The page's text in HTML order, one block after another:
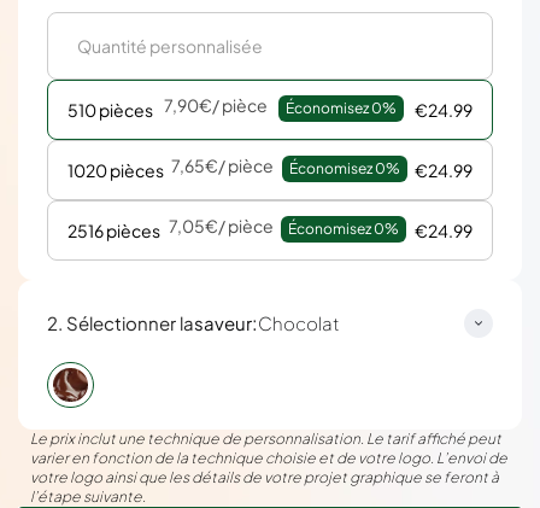
510 pièces 7,90€/ pièce Économisez 0% €24.99
1020 pièces 7,65€/ pièce Économisez 0% €24.99
2516 pièces 7,05€/ pièce Économisez 0% €24.99
2. Sélectionner lasaveur:Chocolat
Le prix inclut une technique de personnalisation. Le tarif affiché peut
varier en fonction de la technique choisie et de votre logo. L’envoi de
votre logo ainsi que les détails de votre projet graphique se feront à
l’étape suivante.